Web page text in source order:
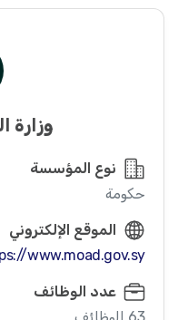
وزارة
نوع المؤسسة
حكومة
الموقع الإلكتروني
www.moad.gov.sy
عدد الوظائف